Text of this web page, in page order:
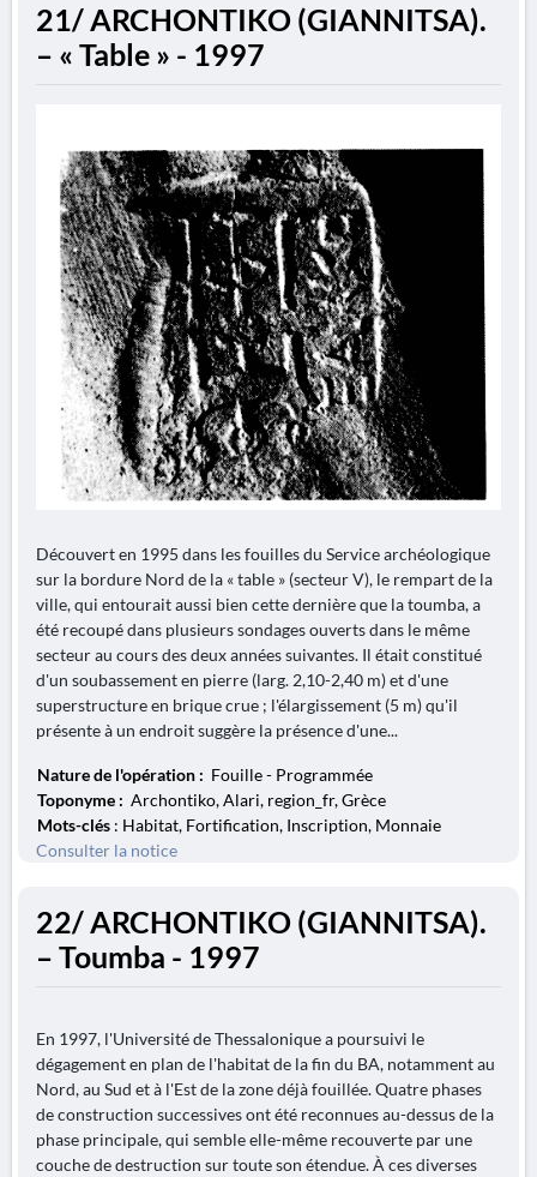
21/ ARCHONTIKO (GIANNITSA).
– « Table » - 1997
Découvert en 1995 dans les fouilles du Service archéologique
sur la bordure Nord de la « table » (secteur V), le rempart de la
ville, qui entourait aussi bien cette dernière que la toumba, a
été recoupé dans plusieurs sondages ouverts dans le même
secteur au cours des deux années suivantes. Il était constitué
d'un soubassement en pierre (larg. 2,10-2,40 m) et d'une
superstructure en brique crue ; l'élargissement (5 m) qu'il
présente à un endroit suggère la présence d'une...
Nature de l'opération : Fouille - Programmée
Toponyme : Archontiko, Alari, region_fr, Grèce
Mots-clés : Habitat, Fortification, Inscription, Monnaie
Consulter la notice
22/ ARCHONTIKO (GIANNITSA).
– Toumba - 1997
En 1997, l'Université de Thessalonique a poursuivi le
dégagement en plan de l'habitat de la fin du BA, notamment au
Nord, au Sud et à l'Est de la zone déjà fouillée. Quatre phases
de construction successives ont été reconnues au-dessus de la
phase principale, qui semble elle-même recouverte par une
couche de destruction sur toute son étendue. À ces diverses